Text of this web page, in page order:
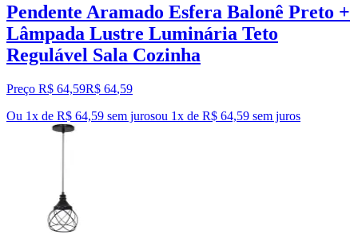
Pendente Aramado Esfera Balonê Preto +
Lâmpada Lustre Luminária Teto
Regulável Sala Cozinha
Preço R$ 64,59R$ 64,59
Ou 1x de R$ 64,59 sem jurosou 1x de R$ 64,59 sem juros